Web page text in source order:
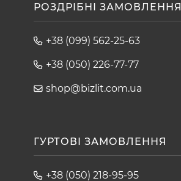
РОЗДРІБНІ ЗАМОВЛЕННЯ
+38 (099) 562-25-63
+38 (050) 226-77-77
shop@bizlit.com.ua
ГУРТОВІ ЗАМОВЛЕННЯ
+38 (050) 218-95-95